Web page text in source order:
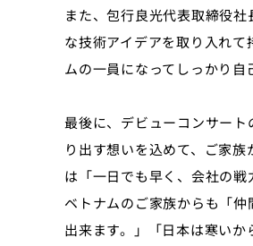
また、包行良光代表取締役
な技術アイデアを取り入れ
ムの一員になってしっかり自
最後に、デビューコンサー
り出す想いを込めて、ご家
は「一日でも早く、会社の
ベトナムのご家族からも「
出来ます。」「日本は寒い